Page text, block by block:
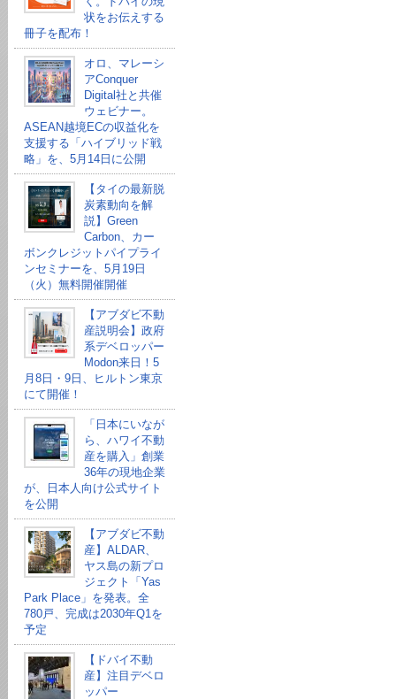
状をお伝えする
冊子を配布！
オロ、マレーシ
アConquer
Digital社と共催
ウェビナー。
ASEAN越境ECの収益化を
支援する「ハイブリッド戦
略」を、5月14日に公開
【タイの最新脱
炭素動向を解
説】Green
Carbon、カー
ボンクレジットパイプライ
ンセミナーを、5月19日
（火）無料開催開催
【アブダビ不動
産説明会】政府
系デベロッパー
Modon来日！5
月8日・9日、ヒルトン東京
にて開催！
「日本にいなが
ら、ハワイ不動
産を購入」創業
36年の現地企業
が、日本人向け公式サイト
を公開
【アブダビ不動
産】ALDAR、
ヤス島の新プロ
ジェクト「Yas
Park Place」を発表。全
780戸、完成は2030年Q1を
予定
【ドバイ不動
産】注目デベロ
ッパー